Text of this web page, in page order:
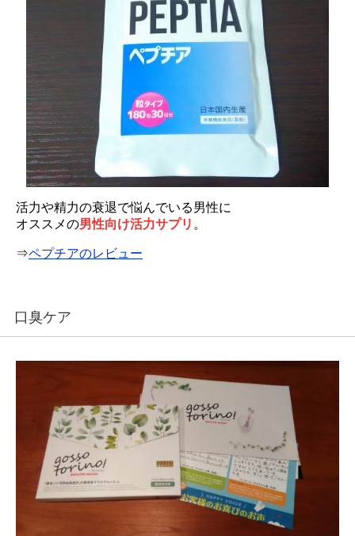
活力や精力の衰退で悩んでいる男性に
オススメの男性向け活力サプリ 。
⇒ペプチアのレビュー
口臭ケア